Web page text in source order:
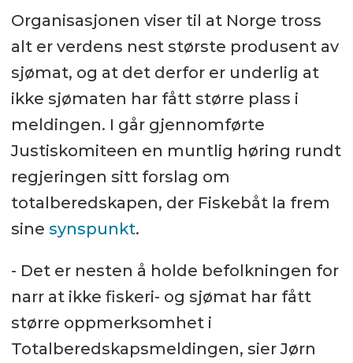
Organisasjonen viser til at Norge tross
alt er verdens nest største produsent av
sjømat, og at det derfor er underlig at
ikke sjømaten har fått større plass i
meldingen. I går gjennomførte
Justiskomiteen en muntlig høring rundt
regjeringen sitt forslag om
totalberedskapen, der Fiskebåt la frem
sine synspunkt.
- Det er nesten å holde befolkningen for
narr at ikke fiskeri- og sjømat har fått
større oppmerksomhet i
Totalberedskapsmeldingen, sier Jørn